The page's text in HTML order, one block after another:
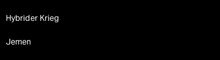
Hybrider Krieg
Jemen